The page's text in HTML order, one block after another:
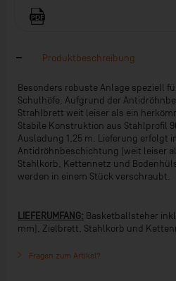
Produktbeschreibung
Besonders robuste Anlage speziell
Schulhöfe. Aufgrund der
Strahlbrett weit leiser als ein
Stabile Konstruktion aus Stahlprofil
Ausladung 1,25 m. Lieferung erfolgt
Antidröhnbeschichtung (weit leiser
Stahlkorb, Kettennetz und
werden in einem Stück verschraubt.
LIEFERUMFANG: Basketballsteher
mm), Zielbrett, Stahlkorb und
Fragen zum Artikel?